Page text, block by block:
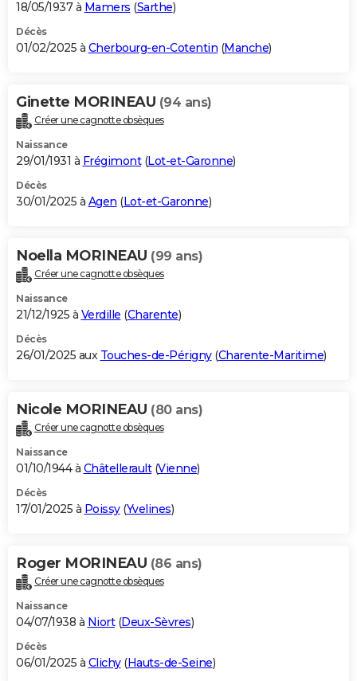
18/05/1937 à Mamers (Sarthe)
Décès
01/02/2025 à Cherbourg-en-Cotentin (Manche)
Ginette MORINEAU (94 ans)
Créer une cagnotte obsèques
Naissance
29/01/1931 à Frégimont(Lot-et-Garonne)
Décès
30/01/2025 à Agen (Lot-et-Garonne)
Noella MORINEAU (99 ans)
Créer une cagnotte obsèques
Naissance
21/12/1925 à Verdille (Charente)
Décès
26/01/2025 aux Touches-de-Périgny(Charente-Maritime)
Nicole MORINEAU (80 ans)
Créer une cagnotte obsèques
Naissance
01/10/1944 à Châtellerault(Vienne)
Décès
17/01/2025 à Poissy(Yvelines)
Roger MORINEAU (86 ans)
Créer une cagnotte obsèques
Naissance
04/07/1938 à Niort(Deux-Sèvres)
Décès
06/01/2025 à Clichy(Hauts-de-Seine)